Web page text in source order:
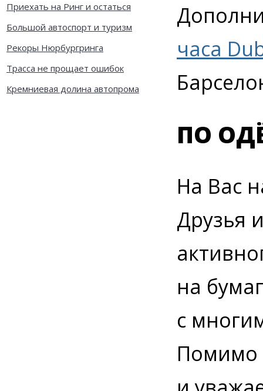
Приехать на Ринг и остаться
Большой автоспорт и туризм
Рекоры Нюрбургринга
Трасса не прощает ошибок
Кремниевая долина автопрома
часа
ПО
На Вас
Друзья
на
с
Помимо